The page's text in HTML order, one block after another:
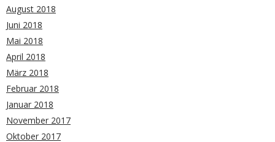
August 2018
Juni 2018
Mai 2018
April 2018
März 2018
Februar 2018
Januar 2018
November 2017
Oktober 2017